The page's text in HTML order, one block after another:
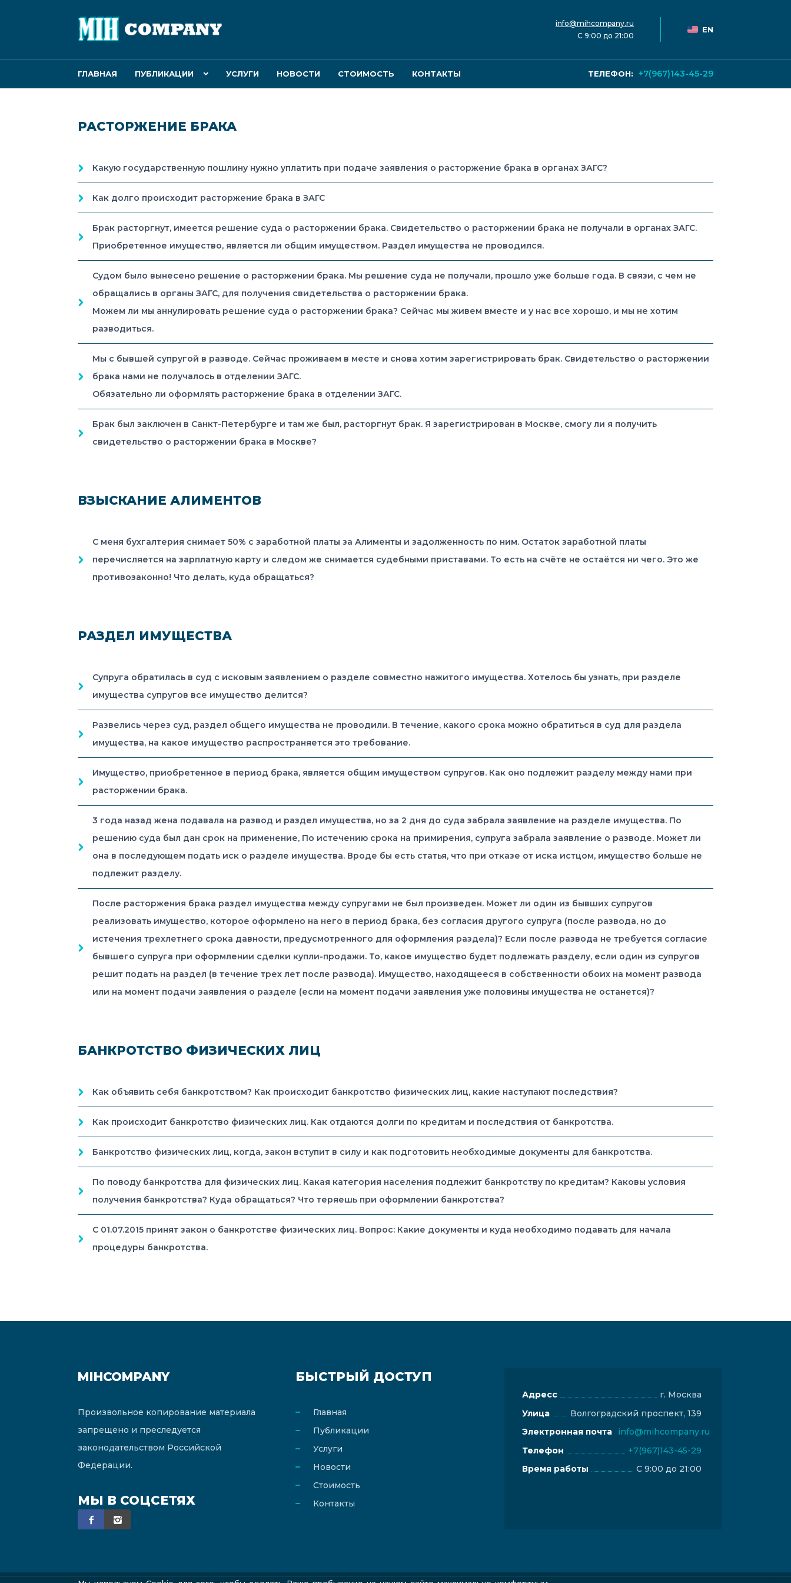
ГЛАВНАЯ ПУБЛИКАЦИИ УСЛУГИ НОВОСТИ СТОИМОСТЬ КОНТАКТЫ ТЕЛЕФОН: +7(967)143-45-29
info@mihcompany.ru
С 9:00 до 21:00
EN
РАСТОРЖЕНИЕ БРАКА
Какую государственную пошлину нужно уплатить при подаче заявления о расторжение брака в органах ЗАГС?
Как долго происходит расторжение брака в ЗАГС
Брак расторгнут, имеется решение суда о расторжении брака. Свидетельство о расторжении брака не получали в органах ЗАГС.
Приобретенное имущество, является ли общим имуществом. Раздел имущества не проводился.
Судом было вынесено решение о расторжении брака. Мы решение суда не получали, прошло уже больше года. В связи, с чем не
обращались в органы ЗАГС, для получения свидетельства о расторжении брака.
Можем ли мы аннулировать решение суда о расторжении брака? Сейчас мы живем вместе и у нас все хорошо, и мы не хотим
разводиться.
Мы с бывшей супругой в разводе. Сейчас проживаем в месте и снова хотим зарегистрировать брак. Свидетельство о расторжении
брака нами не получалось в отделении ЗАГС.
Обязательно ли оформлять расторжение брака в отделении ЗАГС.
Брак был заключен в Санкт-Петербурге и там же был, расторгнут брак. Я зарегистрирован в Москве, смогу ли я получить
свидетельство о расторжении брака в Москве?
ВЗЫСКАНИЕ АЛИМЕНТОВ
С меня бухгалтерия снимает 50% с заработной платы за Алименты и задолженность по ним. Остаток заработной платы
перечисляется на зарплатную карту и следом же снимается судебными приставами. То есть на счёте не остаётся ни чего. Это же
противозаконно! Что делать, куда обращаться?
РАЗДЕЛ ИМУЩЕСТВА
Супруга обратилась в суд с исковым заявлением о разделе совместно нажитого имущества. Хотелось бы узнать, при разделе
имущества супругов все имущество делится?
Развелись через суд, раздел общего имущества не проводили. В течение, какого срока можно обратиться в суд для раздела
имущества, на какое имущество распространяется это требование.
Имущество, приобретенное в период брака, является общим имуществом супругов. Как оно подлежит разделу между нами при
расторжении брака.
3 года назад жена подавала на развод и раздел имущества, но за 2 дня до суда забрала заявление на разделе имущества. По
решению суда был дан срок на применение, По истечению срока на примирения, супруга забрала заявление о разводе. Может ли
она в последующем подать иск о разделе имущества. Вроде бы есть статья, что при отказе от иска истцом, имущество больше не
подлежит разделу.
После расторжения брака раздел имущества между супругами не был произведен. Может ли один из бывших супругов
реализовать имущество, которое оформлено на него в период брака, без согласия другого супруга (после развода, но до
истечения трехлетнего срока давности, предусмотренного для оформления раздела)? Если после развода не требуется согласие
бывшего супруга при оформлении сделки купли-продажи. То, какое имущество будет подлежать разделу, если один из супругов
решит подать на раздел (в течение трех лет после развода). Имущество, находящееся в собственности обоих на момент развода
или на момент подачи заявления о разделе (если на момент подачи заявления уже половины имущества не останется)?
БАНКРОТСТВО ФИЗИЧЕСКИХ ЛИЦ
Как объявить себя банкротством? Как происходит банкротство физических лиц, какие наступают последствия?
Как происходит банкротство физических лиц. Как отдаются долги по кредитам и последствия от банкротства.
Банкротство физических лиц, когда, закон вступит в силу и как подготовить необходимые документы для банкротства.
По поводу банкротства для физических лиц. Какая категория населения подлежит банкротству по кредитам? Каковы условия
получения банкротства? Куда обращаться? Что теряешь при оформлении банкротства?
С 01.07.2015 принят закон о банкротстве физических лиц. Вопрос: Какие документы и куда необходимо подавать для начала
процедуры банкротства.
MIHCOMPANY
Произвольное копирование материала
запрещено и преследуется
законодательством Российской
Федерации.
МЫ В СОЦСЕТЯХ
БЫСТРЫЙ ДОСТУП
Главная
Публикации
Услуги
Новости
Стоимость
Контакты
Адресс
г. Москва
Улица
Волгоградский проспект, 139
Электронная почта
info@mihcompany.ru
Телефон
+7(967)143-45-29
Время работы
С 9:00 до 21:00